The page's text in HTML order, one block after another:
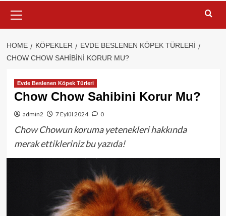
Menu
HOME KÖPEKLER
EVDE BESLENEN KÖPEK TÜRLERI
CHOW CHOW SAHIBINI KORUR MU?
Evde Beslenen Köpek Türleri
Chow Chow Sahibini Korur Mu?
admin2 7 Eylül 2024 0
Chow Chowun koruma yetenekleri hakkında
merak ettikleriniz bu yazıda!